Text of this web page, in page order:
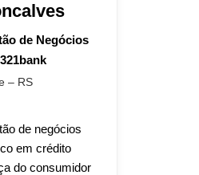
de Negócios
– RS
de negócios
em crédito
do consumidor